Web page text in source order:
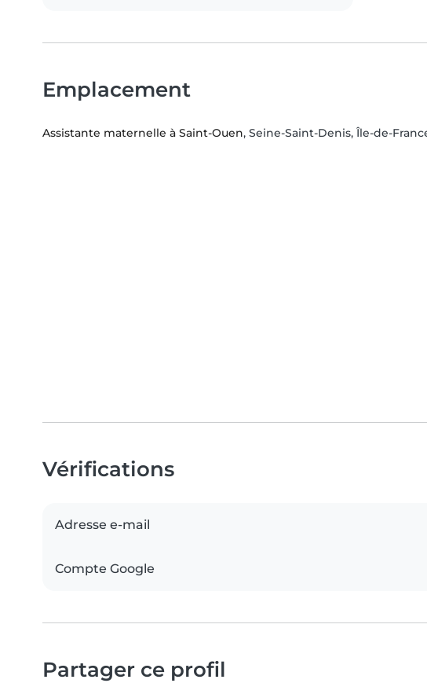
Emplacement
Assistante maternelle à Saint-Ouen, Seine-Saint-Denis, Île-de-
Vérifications
Adresse e-mail
Compte Google
Partager ce profil